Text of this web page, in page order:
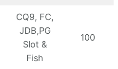
CQ9, FC,
JDB,PG
Slot &
Fish
100